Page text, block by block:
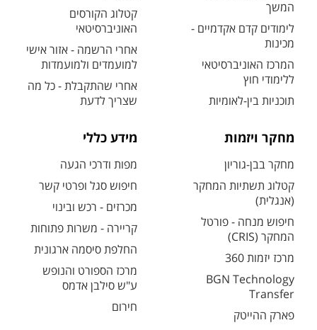
המשך
לימודים קדם אקדמיים -
מכינות
המרכז האוניברסיטאי
ללימודי חוץ
תוכניות בין-לאומיות
קטלוג הקורסים
האוניברסיטאי
אחרי הרשמה - אזור אישי
למועמדים ולמועמדות
אחרי שהתקבלת - כל מה
שצריך לדעת
מחקר ויזמות
מחקר בבן-גוריון
קטלוג תשתיות המחקר
(אנגלית)
חיפוש מנחה - פורטל
המחקר (CRIS)
מרכז יזמות 360
BGN Technology
Transfer
פארק ההייטק
מידע כללי
מפות ודרכי הגעה
חיפוש סגל ופרטי קשר
מכרזים - רכש ובינוי
קריירה - משרות פתוחות
החלפת סיסמה ארגונית
מרכז הספורט והנופש
ע"ש סילבן אדמס
חירום